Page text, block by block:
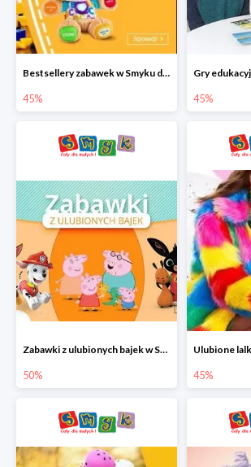
Bestsellery zabawek w Smyku do -45%
45% 45%
Zabawki z ulubionych bajek w Smyku do -50%
50% 45%